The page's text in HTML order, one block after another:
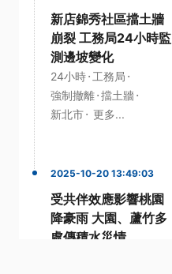
新店錦秀社區擋土牆
崩裂 工務局24小時監
測邊坡變化
24小時· 工務局 ·
強制撤離·擋土牆·
新北市· 更多...
2025-10-20 13:49:03
受共伴效應影響桃園
降豪雨 大園、蘆竹多
處傳積水災情